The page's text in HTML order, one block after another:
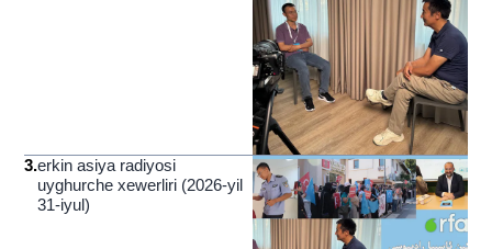
3.erkin asiya radiyosi
uyghurche xewerliri (2026-yil
31-iyul)